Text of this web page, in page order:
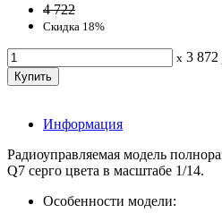
4 722
Скидка 18%
x 3 872
Информация
Радиоуправляемая модель
Q7 серго цвета в масштабе 1/14.
Особенности модели: